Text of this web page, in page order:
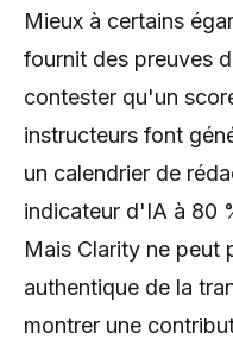
Mieux à certains
fournit des preuves
contester qu'un
instructeurs font
un calendrier de
indicateur d'IA à 80
Mais Clarity ne peut
authentique de la
montrer une